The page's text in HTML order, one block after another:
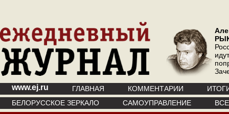
www.ej.ru ГЛАВНАЯ КОММЕНТАРИИ
БЕЛОРУССКОЕ ЗЕРКАЛО
САМОУПРАВЛЕНИЕ